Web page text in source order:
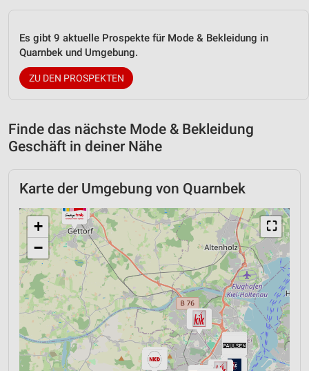
Es gibt 9 aktuelle Prospekte für Mode & Bekleidung in
Quarnbek und Umgebung.
ZU DEN PROSPEKTEN
Finde das nächste Mode & Bekleidung
Geschäft in deiner Nähe
Karte der Umgebung von Quarnbek
⛶
+
−